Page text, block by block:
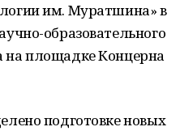
им. Муратшина» в
образовательного
на площадке Концерна
подготовке новых